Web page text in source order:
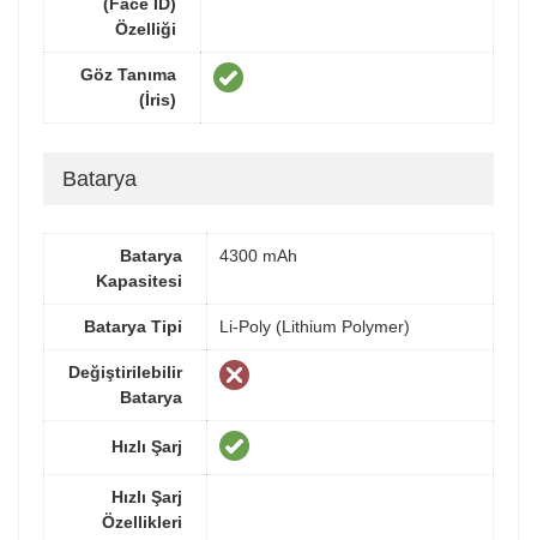
(Face ID)
Özelliği
Göz Tanıma
(İris)
Batarya
Batarya
Kapasitesi
4300 mAh
Batarya Tipi Li-Poly (Lithium Polymer)
Değiştirilebilir
Batarya
Hızlı Şarj
Hızlı Şarj
Özellikleri